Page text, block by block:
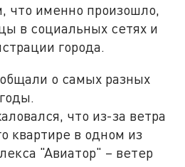
что именно произошло,
в социальных сетях и
города.
о самых разных
что из-за ветра
квартире в одном из
"Авиатор" – ветер